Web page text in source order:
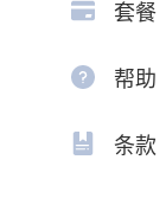
套餐
帮助
条款